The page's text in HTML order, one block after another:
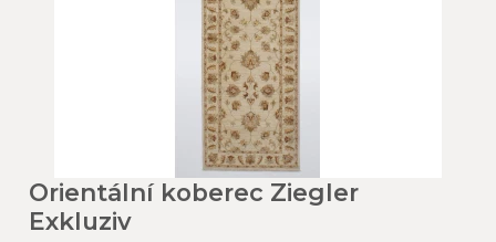
Orientální koberec Ziegler
Exkluziv